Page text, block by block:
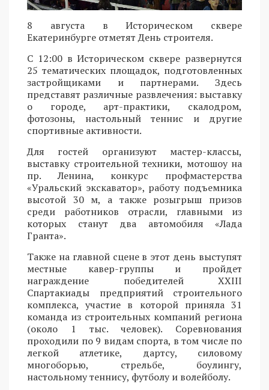
8 августа в Историческом сквере
Екатеринбурге отметят День строителя.
С 12:00 в Историческом сквере развернутся
25 тематических площадок, подготовленных
застройщиками и партнерами. Здесь
представят различные развлечения: выставку
о городе, арт-практики, скалодром,
фотозоны, настольный теннис и другие
спортивные активности.
Для гостей организуют мастер-классы,
выставку строительной техники, мотошоу на
пр. Ленина, конкурс профмастерства
«Уральский экскаватор», работу подъемника
высотой 30 м, а также розыгрыш призов
среди работников отрасли, главными из
которых станут два автомобиля «Лада
Гранта».
Также на главной сцене в этот день выступят
местные кавер-группы и пройдет
награждение победителей XXIII
Спартакиады предприятий строительного
комплекса, участие в которой приняла 31
команда из строительных компаний региона
(около 1 тыс. человек). Соревнования
проходили по 9 видам спорта, в том числе по
легкой атлетике, дартсу, силовому
многоборью, стрельбе, боулингу,
настольному теннису, футболу и волейболу.